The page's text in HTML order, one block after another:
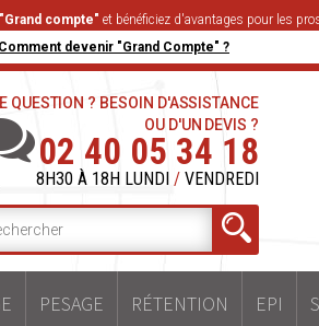
"Grand compte" et bénéficiez d'avantages pour les
Comment devenir "Grand Compte" ?
QUESTION ? BESOIN D'ASSISTANCE
OU D'UN DEVIS ?
02 40 05 34 18
8H30 À 18H LUNDI / VENDREDI
PESAGE RÉTENTION EPI